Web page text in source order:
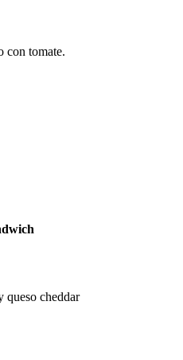
con tomate.
queso cheddar